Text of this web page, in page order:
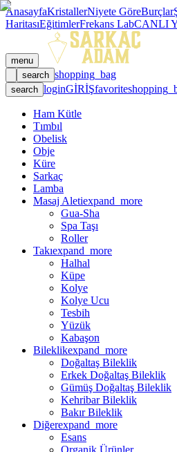
AnasayfaKristallerNiyete GöreBurçlar
HaritasıEğitimlerFrekans LabCANLI
menu
search shopping_bag
search loginGİRİŞfavorite
Ham Kütle
Tımbıl
Obelisk
Obje
Küre
Sarkaç
Lamba
Masaj Aletiexpand_more
Gua-Sha
Spa Taşı
Roller
Takıexpand_more
Halhal
Küpe
Kolye
Kolye Ucu
Tesbih
Yüzük
Kabaşon
Bileklikexpand_more
Doğaltaş Bileklik
Erkek Doğaltaş Bileklik
Gümüş Doğaltaş Bileklik
Kehribar Bileklik
Bakır Bileklik
Diğerexpand_more
Esans
Organik Ürünler